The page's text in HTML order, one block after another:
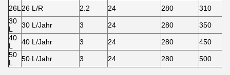
26L 26 L/R 2.2 24 280
310
30
L
30 L/Jahr 3 24 280
350
40
L
40 L/Jahr 3 24 280
450
50
L
50 L/Jahr 3 24 280 500